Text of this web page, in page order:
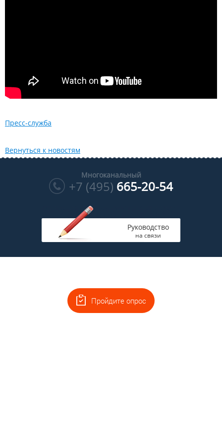
Пресс-служба
Вернуться к новостям
Многоканальный
+7 (495) 665-20-54
Руководство
на связи
Пройдите опрос